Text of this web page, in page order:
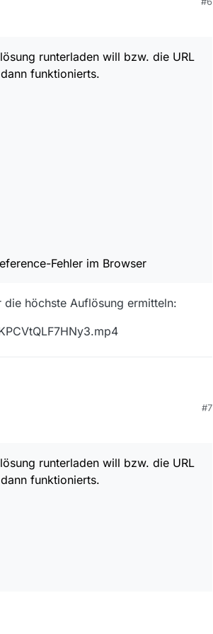
- CTB #13
die url abändern muß, damit der download funktioniert ?
runterladen will bzw. die URL
funktionierts.
Fehler im Browser
höchste Auflösung ermitteln:
#7
runterladen will bzw. die URL
funktionierts.